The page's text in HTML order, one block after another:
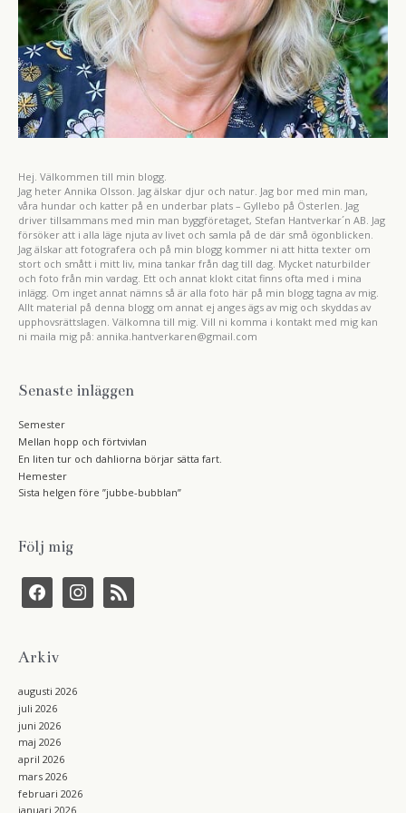
Hej. Välkommen till min blogg.
Jag heter Annika Olsson. Jag älskar djur och natur. Jag bor med min man,
våra hundar och katter på en underbar plats – Gyllebo på Österlen. Jag
driver tillsammans med min man byggföretaget, Stefan Hantverkar´n AB. Jag
försöker att i alla läge njuta av livet och samla på de där små ögonblicken.
Jag älskar att fotografera och på min blogg kommer ni att hitta texter om
stort och smått i mitt liv, mina tankar från dag till dag. Mycket naturbilder
och foto från min vardag. Ett och annat klokt citat finns ofta med i mina
inlägg. Om inget annat nämns så är alla foto här på min blogg tagna av mig.
Allt material på denna blogg om annat ej anges ägs av mig och skyddas av
upphovsrättslagen. Välkomna till mig. Vill ni komma i kontakt med mig kan
ni maila mig på: annika.hantverkaren@gmail.com
Senaste inläggen
Semester
Mellan hopp och förtvivlan
En liten tur och dahliorna börjar sätta fart.
Hemester
Sista helgen före ”jubbe-bubblan”
Följ mig
f
c
o
i
s
a
m
r
s
Arkiv
augusti 2026
juli 2026
juni 2026
maj 2026
april 2026
mars 2026
februari 2026
januari 2026